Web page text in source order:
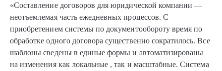
«Составление договоров для юридической компании —
неотъемлемая часть ежедневных процессов. С
приобретением системы по документообороту время по
обработке одного договора существенно сократилось. Все
шаблоны сведены в единые формы и автоматизированы
на изменения как локальные , так и масштабные. Система